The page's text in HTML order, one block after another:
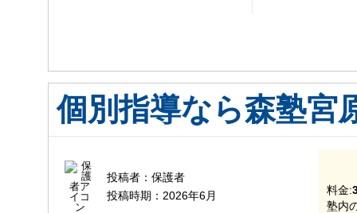
個別指導なら森塾宮
投稿者： 保護者
投稿時期： 2026年6月 料金:
塾内